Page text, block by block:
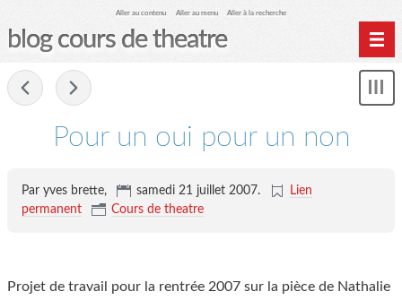
Aller au contenu Aller au menu Aller à la recherche
blog cours de theatre
Pour un oui pour un non
Par yves brette, samedi 21 juillet 2007.
Lien
permanent
Cours de theatre
Projet de travail pour la rentrée 2007 sur la pièce de Nathalie